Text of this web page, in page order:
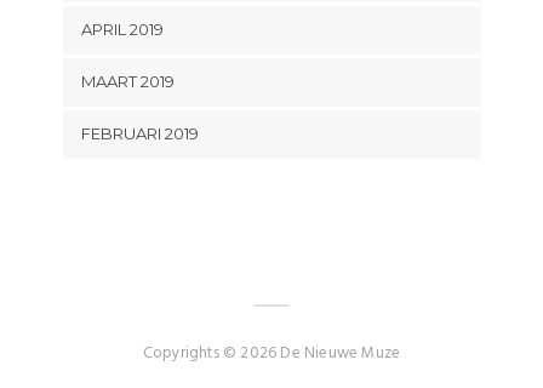
APRIL 2019
MAART 2019
FEBRUARI 2019
Copyrights © 2026 De Nieuwe Muze